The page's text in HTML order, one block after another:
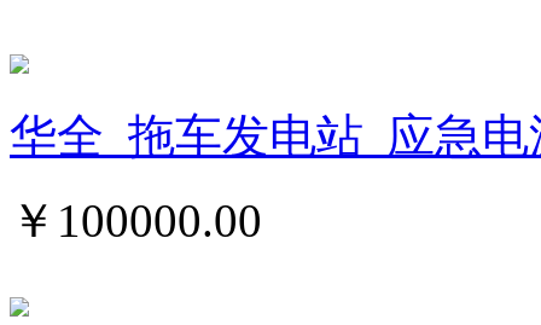
华全_拖车发电站_应急
￥ 100000.00